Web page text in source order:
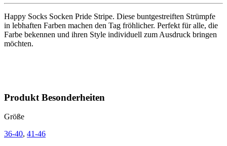
Happy Socks Socken Pride Stripe. Diese buntgestreiften Strümpfe
in lebhaften Farben machen den Tag fröhlicher. Perfekt für alle, die
Farbe bekennen und ihren Style individuell zum Ausdruck bringen
möchten.
Produkt Besonderheiten
Größe
36-40, 41-46